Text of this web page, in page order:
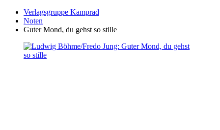
Verlagsgruppe Kamprad
Noten
Guter Mond, du gehst so stille